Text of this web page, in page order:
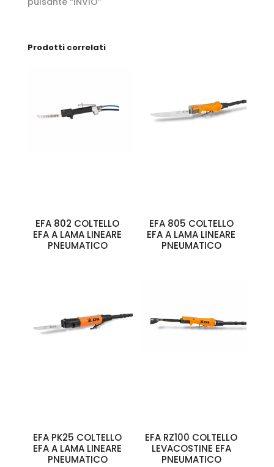
Prodotti correlati
EFA 802 COLTELLO
EFA A LAMA LINEARE
PNEUMATICO
EFA 805 COLTELLO
EFA A LAMA LINEARE
PNEUMATICO
EFA PK25 COLTELLO
EFA A LAMA LINEARE
PNEUMATICO
EFA RZ100 COLTELLO
LEVACOSTINE EFA
PNEUMATICO